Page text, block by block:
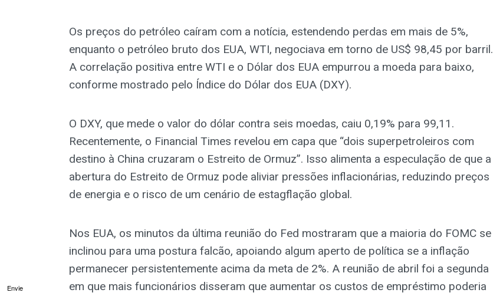
Os preços do petróleo caíram com a notícia, estendendo perdas em mais de 5%,
enquanto o petróleo bruto dos EUA, WTI, negociava em torno de US$ 98,45 por barril.
A correlação positiva entre WTI e o Dólar dos EUA empurrou a moeda para baixo,
conforme mostrado pelo Índice do Dólar dos EUA (DXY).
O DXY, que mede o valor do dólar contra seis moedas, caiu 0,19% para 99,11.
Recentemente, o Financial Times revelou em capa que “dois superpetroleiros com
destino à China cruzaram o Estreito de Ormuz”. Isso alimenta a especulação de que a
abertura do Estreito de Ormuz pode aliviar pressões inflacionárias, reduzindo preços
de energia e o risco de um cenário de estagflação global.
Nos EUA, os minutos da última reunião do Fed mostraram que a maioria do FOMC se
inclinou para uma postura falcão, apoiando algum aperto de política se a inflação
permanecer persistentemente acima da meta de 2%. A reunião de abril foi a segunda
em que mais funcionários disseram que aumentar os custos de empréstimo poderia
Envie